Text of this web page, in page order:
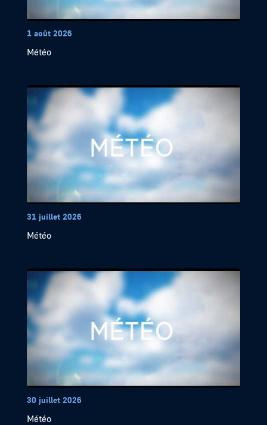
1 août 2026
Météo
31 juillet 2026
Météo
30 juillet 2026
Météo